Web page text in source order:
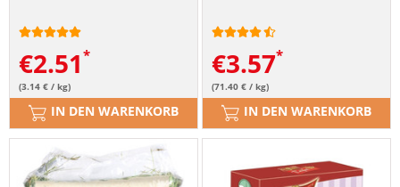
€2.51
(3.14 € / kg)
IN DEN WARENKORB
€3.57
(71.40 € / kg)
IN DEN WARENKORB